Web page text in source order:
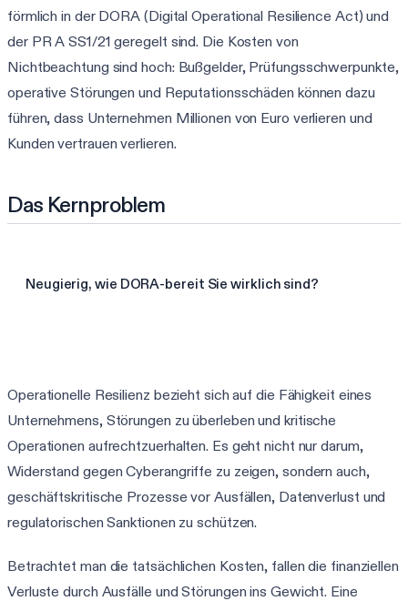
förmlich in der DORA (Digital Operational Resilience Act) und
der PR A SS1/21 geregelt sind. Die Kosten von
Nichtbeachtung sind hoch: Bußgelder, Prüfungsschwerpunkte,
operative Störungen und Reputationsschäden können dazu
führen, dass Unternehmen Millionen von Euro verlieren und
Kunden vertrauen verlieren.
Das Kernproblem
Neugierig, wie DORA-bereit Sie wirklich sind?
Operationelle Resilienz bezieht sich auf die Fähigkeit eines
Unternehmens, Störungen zu überleben und kritische
Operationen aufrechtzuerhalten. Es geht nicht nur darum,
Widerstand gegen Cyberangriffe zu zeigen, sondern auch,
geschäftskritische Prozesse vor Ausfällen, Datenverlust und
regulatorischen Sanktionen zu schützen.
Betrachtet man die tatsächlichen Kosten, fallen die finanziellen
Verluste durch Ausfälle und Störungen ins Gewicht. Eine